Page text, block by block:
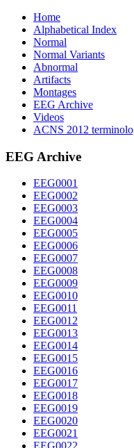
Home
Alphabetical Index
Normal
Normal Variants
Abnormal
Artifacts
Montages
EEG Archive
Videos
ACNS 2012
EEG Archive
EEG0001
EEG0002
EEG0003
EEG0004
EEG0005
EEG0006
EEG0007
EEG0008
EEG0009
EEG0010
EEG0011
EEG0012
EEG0013
EEG0014
EEG0015
EEG0016
EEG0017
EEG0018
EEG0019
EEG0020
EEG0021